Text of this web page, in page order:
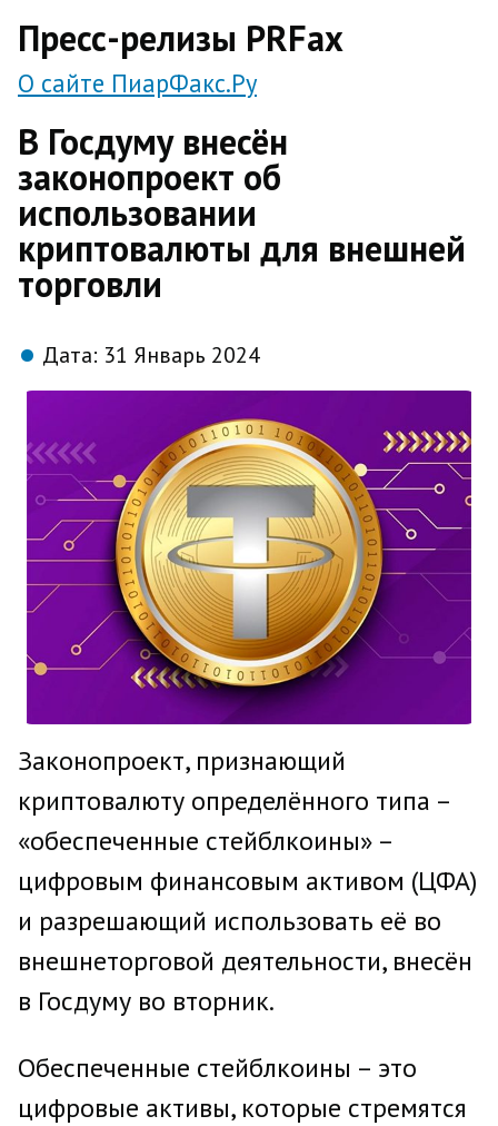
Пресс-релизы PRFax
О сайте ПиарФакс.Ру
В Госдуму внесён
законопроект об
использовании
криптовалюты для внешней
торговли
Дата: 31 Январь 2024
Законопроект, признающий
криптовалюту определённого типа –
«обеспеченные стейблкоины» –
цифровым финансовым активом (ЦФА)
и разрешающий использовать её во
внешнеторговой деятельности, внесён
в Госдуму во вторник.
Обеспеченные стейблкоины – это
цифровые активы, которые стремятся